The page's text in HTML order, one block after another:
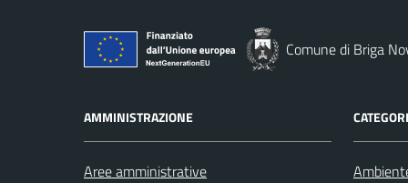
Comune di Briga
AMMINISTRAZIONE
Aree amministrative